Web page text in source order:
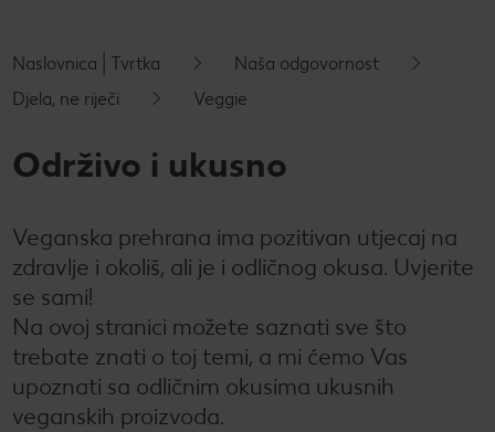
Naslovnica | Tvrtka
Naša odgovornost
Djela, ne riječi
Veggie
Održivo i ukusno
Veganska prehrana ima pozitivan utjecaj na
zdravlje i okoliš, ali je i odličnog okusa. Uvjerite
se sami!
Na ovoj stranici možete saznati sve što
trebate znati o toj temi, a mi ćemo Vas
upoznati sa odličnim okusima ukusnih
veganskih proizvoda.